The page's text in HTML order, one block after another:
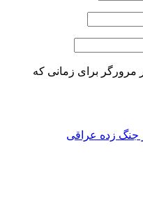
مرورگر برای زمانی که